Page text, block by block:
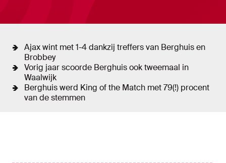
Ajax wint met 1-4 dankzij treffers van Berghuis en
Brobbey
Vorig jaar scoorde Berghuis ook tweemaal in
Waalwijk
Berghuis werd King of the Match met 79(!) procent
van de stemmen